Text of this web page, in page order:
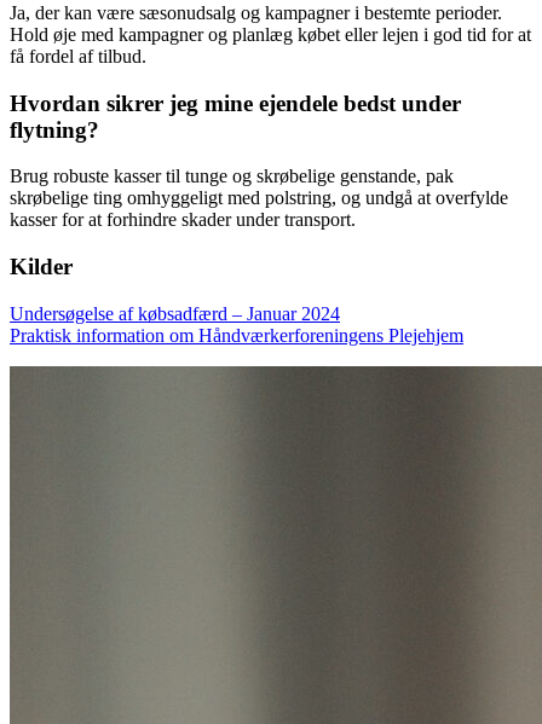
Ja, der kan være sæsonudsalg og kampagner i bestemte perioder.
Hold øje med kampagner og planlæg købet eller lejen i god tid for at
få fordel af tilbud.
Hvordan sikrer jeg mine ejendele bedst under
flytning?
Brug robuste kasser til tunge og skrøbelige genstande, pak
skrøbelige ting omhyggeligt med polstring, og undgå at overfylde
kasser for at forhindre skader under transport.
Kilder
Undersøgelse af købsadfærd – Januar 2024
Praktisk information om Håndværkerforeningens Plejehjem